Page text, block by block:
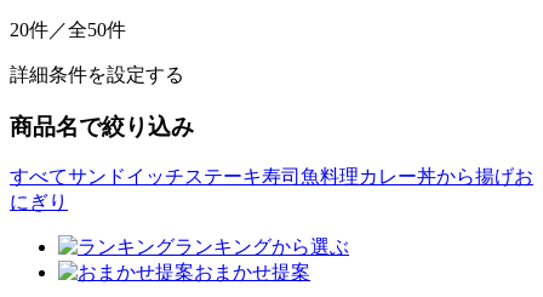
20件／全50件
詳細条件を設定する
商品名で絞り込み
すべてサンドイッチステーキ寿司 魚料理カレー丼から揚げお
にぎり
ランキングから選ぶ
おまかせ提案